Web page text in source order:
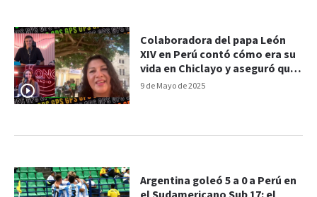
9 de Mayo de 2025
Colaboradora del papa León
XIV en Perú contó cómo era su
vida en Chiclayo y aseguró que
“va a dejar huella”
Argentina goleó 5 a 0 a Perú en